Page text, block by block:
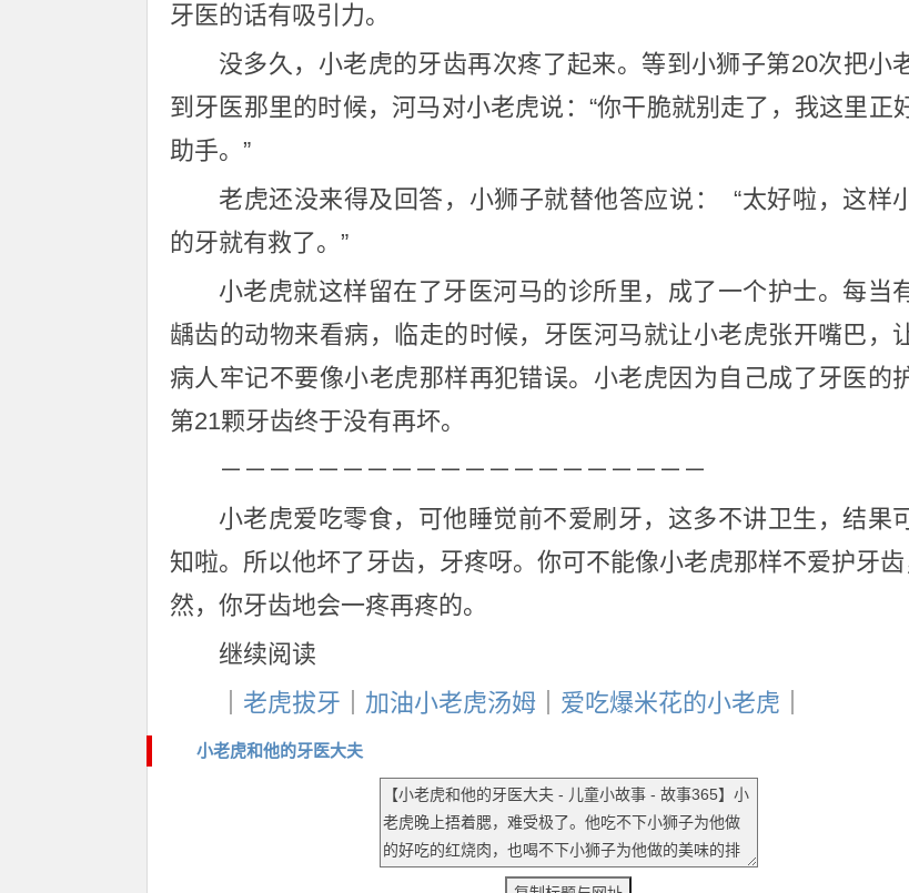
牙医的话有吸引力。
没多久，小老虎的牙齿再次疼了起来。等到小狮子第20次把小
到牙医那里的时候，河马对小老虎说：“你干脆就别走了，我这里正
助手。”
老虎还没来得及回答，小狮子就替他答应说： “太好啦，这样
的牙就有救了。”
小老虎就这样留在了牙医河马的诊所里，成了一个护士。每当
龋齿的动物来看病，临走的时候，牙医河马就让小老虎张开嘴巴，
病人牢记不要像小老虎那样再犯错误。小老虎因为自己成了牙医的
第21颗牙齿终于没有再坏。
－－－－－－－－－－－－－－－－－－－－
小老虎爱吃零食，可他睡觉前不爱刷牙，这多不讲卫生，结果
知啦。所以他坏了牙齿，牙疼呀。你可不能像小老虎那样不爱护牙
然，你牙齿地会一疼再疼的。
继续阅读
老虎拔牙 加油小老虎汤姆 爱吃爆米花的小老虎
小老虎和他的牙医大夫